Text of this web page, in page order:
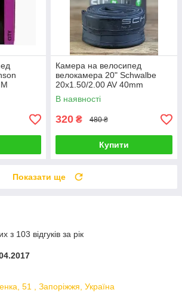
Камера на велосипед
велокамера 20" Schwalbe
20x1.50/2.00 AV 40mm
(40/62-406) 145g
В наявності
320 ₴ 480 ₴
Купити
Показати ще
з 103 відгуків за рік
51 , Запоріжжя, Україна